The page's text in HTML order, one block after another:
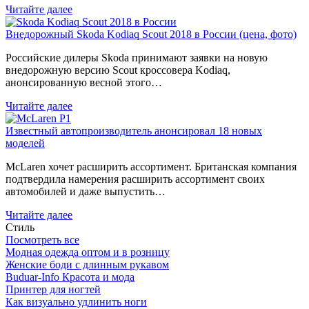
Читайте далее
Внедорожный Skoda Kodiaq Scout 2018 в России (цена, фото)
Российские дилеры Skoda принимают заявки на новую
внедорожную версию Scout кроссовера Kodiaq,
анонсированную весной этого…
Читайте далее
Известный автопроизводитель анонсировал 18 новых
моделей
McLaren хочет расширить ассортимент. Британская компания
подтвердила намерения расширить ассортимент своих
автомобилей и даже выпустить…
Читайте далее
Стиль
Посмотреть все
Модная одежда оптом и в розницу
Женские боди с длинным рукавом
Buduar-Info Красота и мода
Принтер для ногтей
Как визуально удлинить ноги